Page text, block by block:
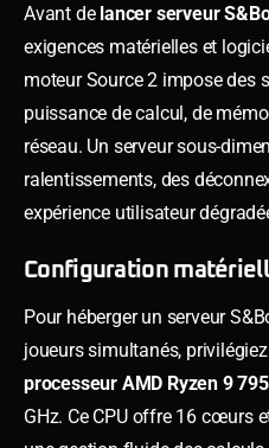
Avant de lancer serveur
exigences matérielles et
moteur Source 2 impose des
puissance de calcul, de
réseau. Un serveur sous-
ralentissements, des
expérience utilisateur
Configuration
Pour héberger un serveur
joueurs simultanés,
processeur AMD Ryzen 9
GHz. Ce CPU offre 16 cœurs